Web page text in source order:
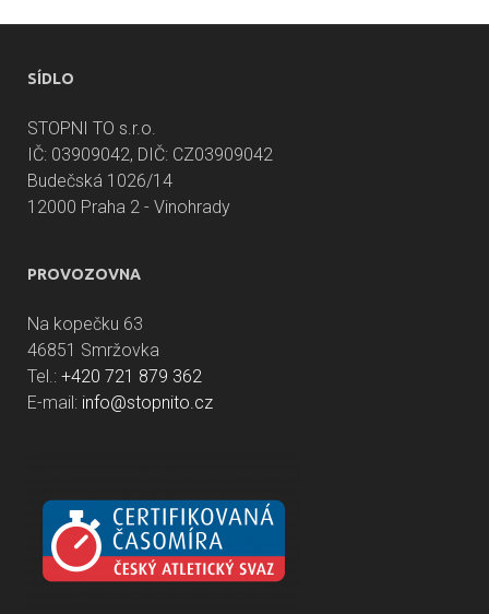
SÍDLO
STOPNI TO s.r.o.
IČ: 03909042, DIČ: CZ03909042
Budečská 1026/14
12000 Praha 2 - Vinohrady
PROVOZOVNA
Na kopečku 63
46851 Smržovka
Tel.: +420 721 879 362
E-mail: info@stopnito.cz